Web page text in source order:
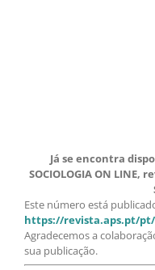
Já se encontra
SOCIOLOGIA ON LINE,
Este número está
https://revista.aps.pt/
Agradecemos a
sua publicação.